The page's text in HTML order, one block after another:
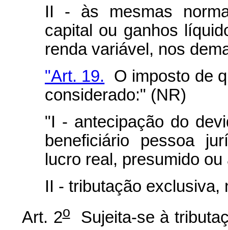
II - às mesmas
capital ou ganhos
renda variável, nos
"Art. 19. O imposto de
considerado:" (NR)
"I - antecipação do
beneficiário pessoa
lucro real, presumido
II - tributação exclusiva,
Art. 2oSujeita-se à